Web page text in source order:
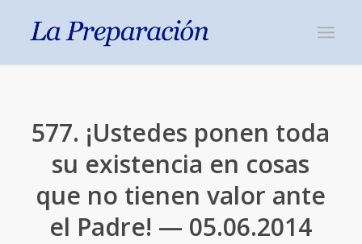
577. ¡Ustedes ponen toda
su existencia en cosas
que no tienen valor ante
el Padre! — 05.06.2014